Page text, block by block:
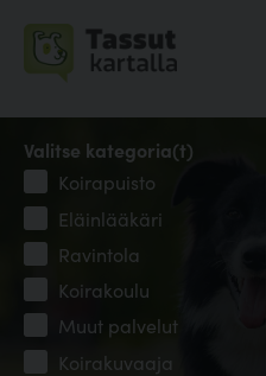
Valitse kategoria(t)
Koirapuisto
Eläinlääkäri
Ravintola
Koirakoulu
Muut palvelut
Koirakuvaaja